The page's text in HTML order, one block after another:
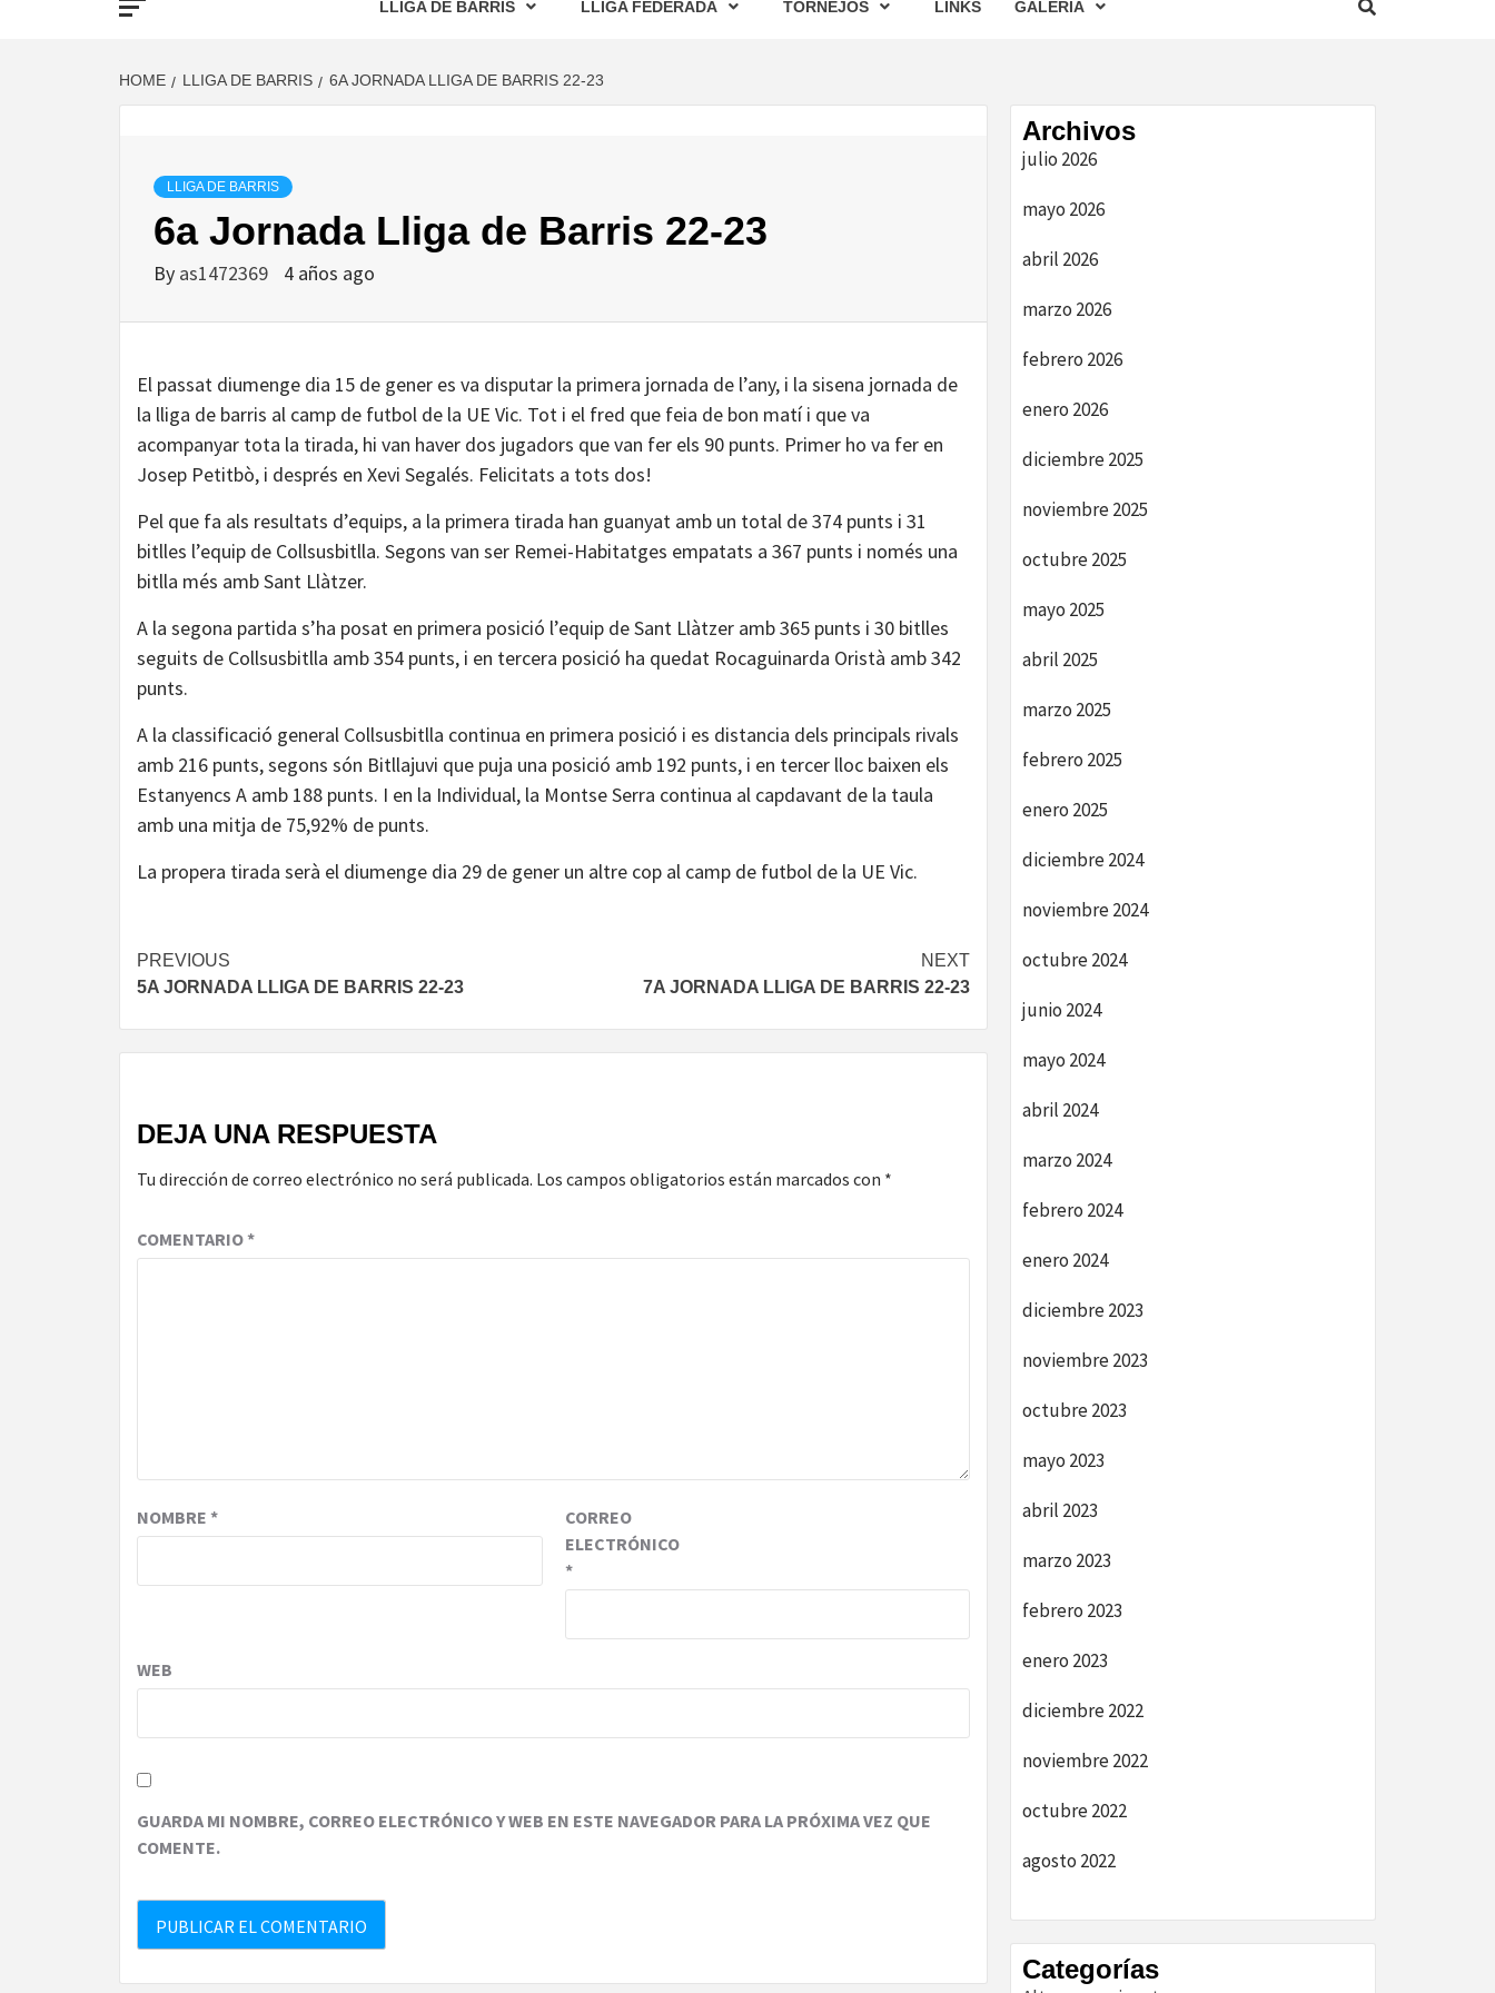
LLIGA DE BARRIS LLIGA FEDERADA TORNEJOS LINKS GALERIA
HOME LLIGA DE BARRIS 6A JORNADA LLIGA DE BARRIS 22-23
LLIGA DE BARRIS
6a Jornada Lliga de Barris 22-23
By as1472369 4 años ago
El passat diumenge dia 15 de gener es va disputar la primera jornada de l’any, i la sisena jornada de
la lliga de barris al camp de futbol de la UE Vic. Tot i el fred que feia de bon matí i que va
acompanyar tota la tirada, hi van haver dos jugadors que van fer els 90 punts. Primer ho va fer en
Josep Petitbò, i després en Xevi Segalés. Felicitats a tots dos!
Pel que fa als resultats d’equips, a la primera tirada han guanyat amb un total de 374 punts i 31
bitlles l’equip de Collsusbitlla. Segons van ser Remei-Habitatges empatats a 367 punts i només una
bitlla més amb Sant Llàtzer.
A la segona partida s’ha posat en primera posició l’equip de Sant Llàtzer amb 365 punts i 30 bitlles
seguits de Collsusbitlla amb 354 punts, i en tercera posició ha quedat Rocaguinarda Oristà amb 342
punts.
A la classificació general Collsusbitlla continua en primera posició i es distancia dels principals rivals
amb 216 punts, segons són Bitllajuvi que puja una posició amb 192 punts, i en tercer lloc baixen els
Estanyencs A amb 188 punts. I en la Individual, la Montse Serra continua al capdavant de la taula
amb una mitja de 75,92% de punts.
La propera tirada serà el diumenge dia 29 de gener un altre cop al camp de futbol de la UE Vic.
Continue
Reading
PREVIOUS
5A JORNADA LLIGA DE BARRIS 22-23
NEXT
7A JORNADA LLIGA DE BARRIS 22-23
DEJA UNA RESPUESTA
Tu dirección de correo electrónico no será publicada. Los campos obligatorios están marcados con *
COMENTARIO*
NOMBRE *
CORREO
ELECTRÓNICO
*
WEB
GUARDA MI NOMBRE, CORREO ELECTRÓNICO Y WEB EN ESTE NAVEGADOR PARA LA PRÓXIMA VEZ QUE
COMENTE.
Archivos
julio 2026
mayo 2026
abril 2026
marzo 2026
febrero 2026
enero 2026
diciembre 2025
noviembre 2025
octubre 2025
mayo 2025
abril 2025
marzo 2025
febrero 2025
enero 2025
diciembre 2024
noviembre 2024
octubre 2024
junio 2024
mayo 2024
abril 2024
marzo 2024
febrero 2024
enero 2024
diciembre 2023
noviembre 2023
octubre 2023
mayo 2023
abril 2023
marzo 2023
febrero 2023
enero 2023
diciembre 2022
noviembre 2022
octubre 2022
agosto 2022
Categorías